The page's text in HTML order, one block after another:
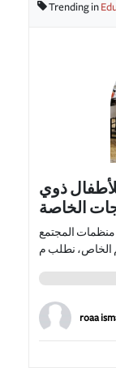
Trending in
ذوي
الخاصة
منظمات المجتمع
roaa